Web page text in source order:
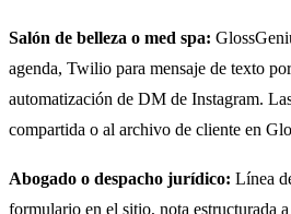
Salón de belleza o med spa:
agenda, Twilio para mensaje de texto
automatización de DM de Instagram.
compartida o al archivo de cliente en
Abogado o despacho jurídico: Línea
formulario en el sitio, nota estructurada